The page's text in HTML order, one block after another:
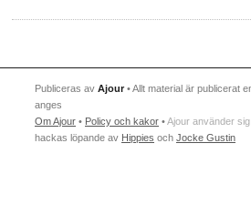
Publiceras av Ajour • Allt material är publicerat
anges
Om Ajour • Policy och kakor •Ajour använder
hackas löpande av Hippies och Jocke Gustin